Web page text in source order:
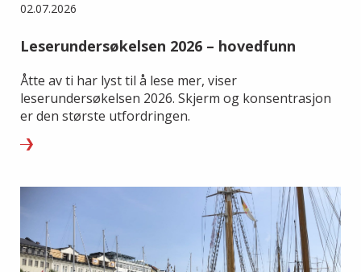
02.07.2026
Leserundersøkelsen 2026 – hovedfunn
Åtte av ti har lyst til å lese mer, viser
leserundersøkelsen 2026. Skjerm og konsentrasjon
er den største utfordringen.